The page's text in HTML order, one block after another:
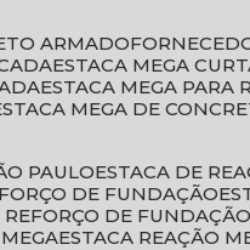
ARMADO
ESTACA MEGA
ESTACA MEGA
ESTACA MEGA DE
PAULO
ESTACA DE
DE FUNDAÇÃO
REFORÇO DE FUNDAÇÃO
ESTACA REAÇÃO